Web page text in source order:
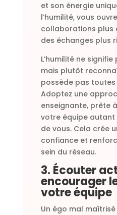
et son énergie
l’humilité, vous
collaborations plus
des échanges plus
L’humilité ne
mais plutôt
possède pas toutes
Adoptez une
enseignante, prête
votre équipe autant
de vous. Cela crée
confiance et
sein du réseau.
3. Écouter
encourager
votre équipe
Un égo mal